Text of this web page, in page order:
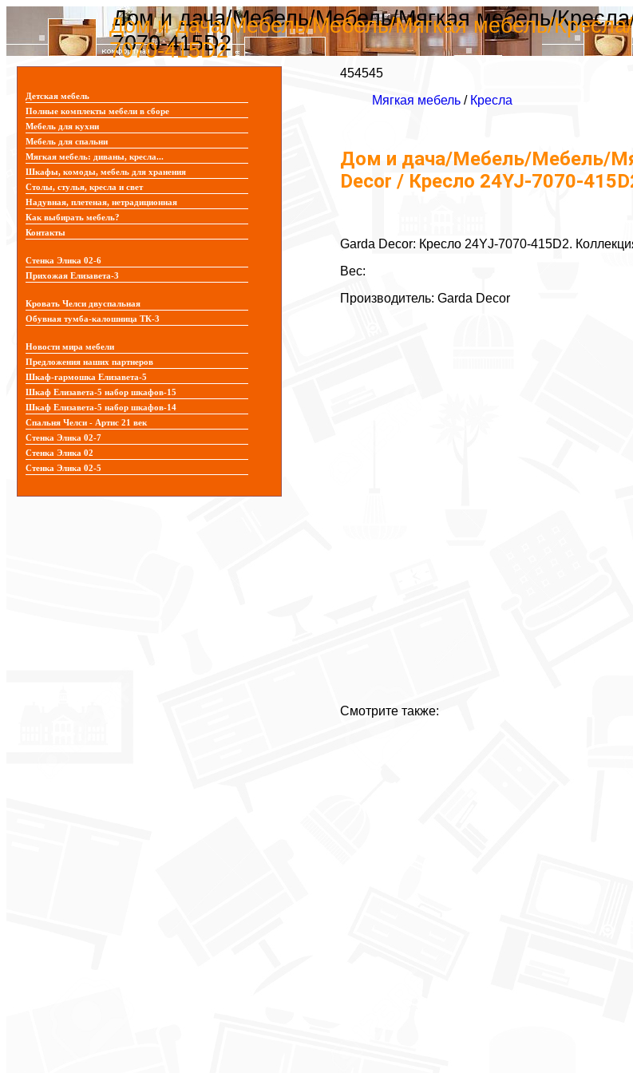
Дом и дача/Мебель/Мебель/Мягкая мебель/
7070-415D2
Дом и дача/Мебель/Мебель/Мягкая мебель/
7070-415D2
454545
Мягкая мебель / Кресла
Дом и дача/Мебель/Мебель/
Decor / Кресло 24YJ-7070-
Garda Decor: Кресло 24YJ-7070-415D2.
Вес:
Производитель: Garda Decor
Смотрите также:
Детская мебель
Полные комплекты мебели в сборе
Мебель для кухни
Мебель для спальни
Мягкая мебель: диваны, кресла...
Шкафы, комоды, мебель для хранения
Столы, стулья, кресла и свет
Надувная, плетеная, нетрадиционная
Как выбирать мебель?
Контакты
Стенка Элика 02-6
Прихожая Елизавета-3
Кровать Челси двуспальная
Обувная тумба-калошница ТК-3
Новости мира мебели
Предложения наших партнеров
Шкаф-гармошка Елизавета-5
Шкаф Елизавета-5 набор шкафов-15
Шкаф Елизавета-5 набор шкафов-14
Спальня Челси - Артис 21 век
Стенка Элика 02-7
Стенка Элика 02
Стенка Элика 02-5